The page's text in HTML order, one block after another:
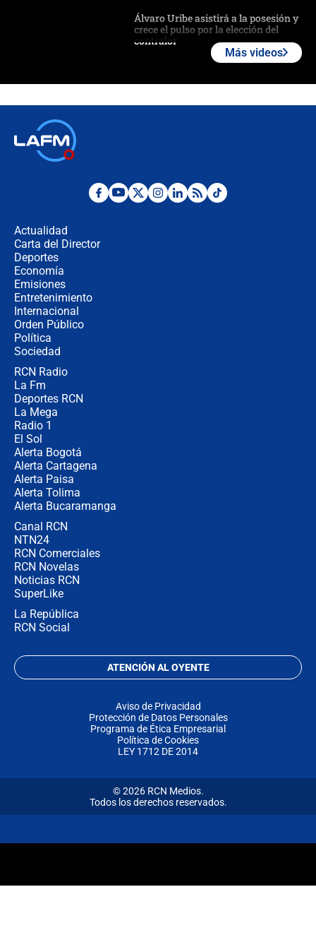
Álvaro Uribe asistirá a la posesión y
crece el pulso por la elección del
contralor
Estratega de Abelardo de la Espriella
Más videos
Actualidad
Carta del Director
Deportes
Economía
Emisiones
Entretenimiento
Internacional
Orden Público
Política
Sociedad
RCN Radio
La Fm
Deportes RCN
La Mega
Radio 1
El Sol
Alerta Bogotá
Alerta Cartagena
Alerta Paisa
Alerta Tolima
Alerta Bucaramanga
Canal RCN
NTN24
RCN Comerciales
RCN Novelas
Noticias RCN
SuperLike
La República
RCN Social
ATENCIÓN AL OYENTE
Aviso de Privacidad
Protección de Datos Personales
Programa de Ética Empresarial
Política de Cookies
LEY 1712 DE 2014
© 2026 RCN Medios.
Todos los derechos reservados.